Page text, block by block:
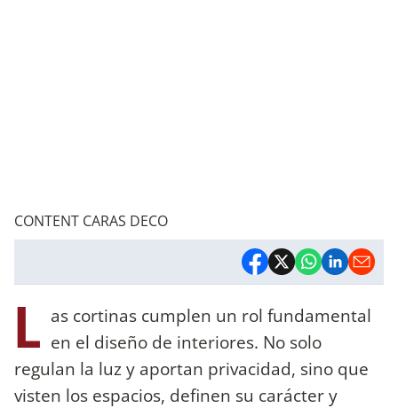
CONTENT CARAS DECO
L as cortinas cumplen un rol fundamental
en el diseño de interiores. No solo
regulan la luz y aportan privacidad, sino que
visten los espacios, definen su carácter y